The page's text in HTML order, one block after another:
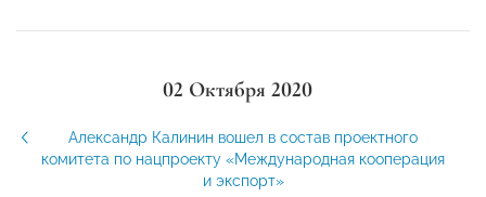
02 Октября 2020
Александр Калинин вошел в состав проектного
комитета по нацпроекту «Международная кооперация
и экспорт»